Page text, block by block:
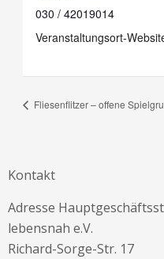
030 / 42019014
Veranstaltungsort-
Fliesenflitzer – offene
Kontakt
Adresse
lebensnah e.V.
Richard-Sorge-Str. 17